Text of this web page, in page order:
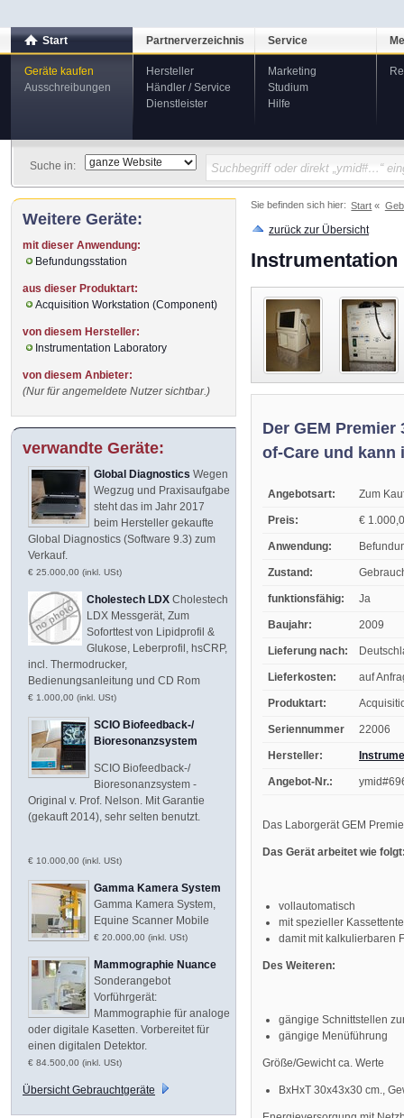
Start
Geräte kaufen
Ausschreibungen
Partnerverzeichnis
Hersteller
Händler / Service
Dienstleister
Service
Marketing
Studium
Hilfe
Suche in:
Sie befinden sich hier: Start
zurück zur Übersicht
Instrumentation
Der GEM
of-Care und kann
Angebotsart: Zum
Preis: €
Anwendung:
Zustand:
funktionsfähig: Ja
Baujahr: 2009
Lieferung nach:
Lieferkosten: auf
Produktart:
Seriennummer 22006
Hersteller:
Angebot-Nr.:
Das Laborgerät GEM
Das Gerät arbeitet wie
vollautomatisch
mit spezieller
damit mit kalkulierbaren
Des Weiteren:
gängige Schnittstellen
gängige Menüführung
Größe/Gewicht ca. Werte
BxHxT 30x43x30 cm.,
Weitere Geräte:
mit dieser Anwendung:
Befundungsstation
aus dieser Produktart:
Acquisition Workstation (Component)
von diesem Hersteller:
Instrumentation Laboratory
von diesem Anbieter:
(Nur für angemeldete Nutzer sichtbar.)
verwandte Geräte:
Global Diagnostics Wegen
Wegzug und Praxisaufgabe
steht das im Jahr 2017
beim Hersteller gekaufte
Global Diagnostics (Software 9.3) zum
Verkauf.
€ 25.000,00 (inkl. USt)
Cholestech LDX Cholestech
LDX Messgerät, Zum
Soforttest von Lipidprofil &
Glukose, Leberprofil, hsCRP,
incl. Thermodrucker,
Bedienungsanleitung und CD Rom
€ 1.000,00 (inkl. USt)
SCIO Biofeedback-/
Bioresonanzsystem
SCIO Biofeedback-/
Bioresonanzsystem -
Original v. Prof. Nelson. Mit Garantie
(gekauft 2014), sehr selten benutzt.
€ 10.000,00 (inkl. USt)
Gamma Kamera System
Gamma Kamera System,
Equine Scanner Mobile
€ 20.000,00 (inkl. USt)
Mammographie Nuance
Sonderangebot
Vorführgerät:
Mammographie für analoge
oder digitale Kasetten. Vorbereitet für
einen digitalen Detektor.
€ 84.500,00 (inkl. USt)
Übersicht Gebrauchtgeräte